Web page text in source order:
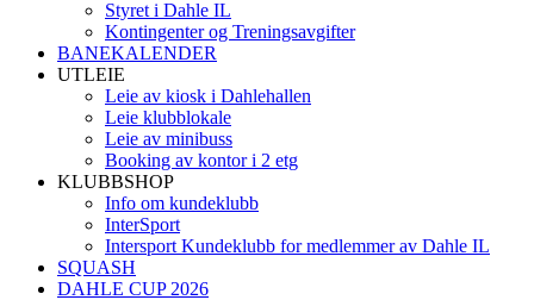
Styret i Dahle IL
Kontingenter og Treningsavgifter
BANEKALENDER
UTLEIE
Leie av kiosk i Dahlehallen
Leie klubblokale
Leie av minibuss
Booking av kontor i 2 etg
KLUBBSHOP
Info om kundeklubb
InterSport
Intersport Kundeklubb for medlemmer av Dahle IL
SQUASH
DAHLE CUP 2026